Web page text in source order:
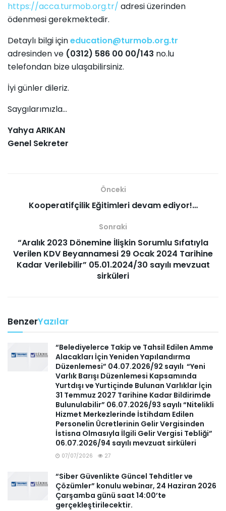
https://acca.turmob.org.tr/ adresi üzerinden
ödenmesi gerekmektedir.
Detaylı bilgi içineducation@turmob.org.tr
adresinden ve (0312) 586 00 00/143 no.lu
telefondan bize ulaşabilirsiniz.
İyi günler dileriz.
Saygılarımızla...
Yahya ARIKAN
Genel Sekreter
Önceki
Kooperatifçilik Eğitimleri devam ediyor!…
Sonraki
“Aralık 2023 Dönemine İlişkin Sorumlu Sıfatıyla
Verilen KDV Beyannamesi 29 Ocak 2024 Tarihine
Kadar Verilebilir” 05.01.2024/30 sayılı mevzuat
sirküleri
BenzerYazılar
“Belediyelerce Takip ve Tahsil Edilen Amme
Alacakları İçin Yeniden Yapılandırma
Düzenlemesi” 04.07.2026/92 sayılı “Yeni
Varlık Barışı Düzenlemesi Kapsamında
Yurtdışı ve Yurtiçinde Bulunan Varlıklar İçin
31 Temmuz 2027 Tarihine Kadar Bildirimde
Bulunulabilir” 06.07.2026/93 sayılı “Nitelikli
Hizmet Merkezlerinde İstihdam Edilen
Personelin Ücretlerinin Gelir Vergisinden
İstisna Olmasıyla İlgili Gelir Vergisi Tebliği”
06.07.2026/94 sayılı mevzuat sirküleri
07/07/2026 27
“Siber Güvenlikte Güncel Tehditler ve
Çözümler” konulu webinar, 24 Haziran 2026
Çarşamba günü saat 14:00’te
gerçekleştirilecektir.